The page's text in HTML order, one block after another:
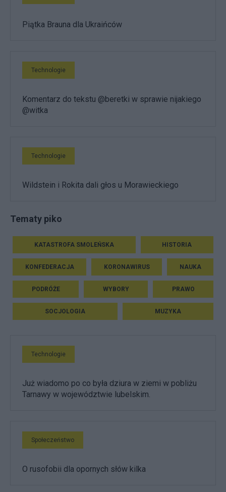
Piątka Brauna dla Ukraińców
Technologie
Komentarz do tekstu @beretki w sprawie nijakiego
@witka
Technologie
Wildstein i Rokita dali głos u Morawieckiego
Tematy piko
KATASTROFA SMOLEŃSKA HISTORIA
KONFEDERACJA KORONAWIRUS NAUKA
PODRÓŻE WYBORY PRAWO
SOCJOLOGIA MUZYKA
Technologie
Już wiadomo po co była dziura w ziemi w pobliżu
Tarnawy w województwie lubelskim.
Społeczeństwo
O rusofobii dla opornych słów kilka